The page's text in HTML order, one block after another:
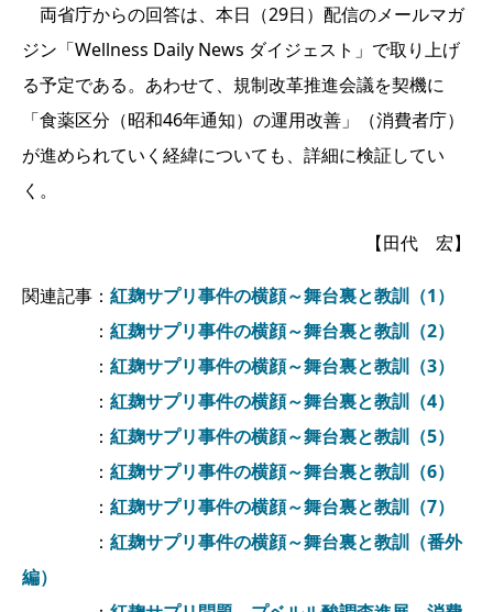
両省庁からの回答は、本日（29日）配信のメールマガ
ジン「Wellness Daily News ダイジェスト」で取り上げ
る予定である。あわせて、規制改革推進会議を契機に
「食薬区分（昭和46年通知）の運用改善」（消費者庁）
が進められていく経緯についても、詳細に検証してい
く。
【田代 宏】
関連記事： 紅麹サプリ事件の横顔～舞台裏と教訓（1）
： 紅麹サプリ事件の横顔～舞台裏と教訓（2）
： 紅麹サプリ事件の横顔～舞台裏と教訓（3）
： 紅麹サプリ事件の横顔～舞台裏と教訓（4）
： 紅麹サプリ事件の横顔～舞台裏と教訓（5）
： 紅麹サプリ事件の横顔～舞台裏と教訓（6）
： 紅麹サプリ事件の横顔～舞台裏と教訓（7）
： 紅麹サプリ事件の横顔～舞台裏と教訓（番外
編）